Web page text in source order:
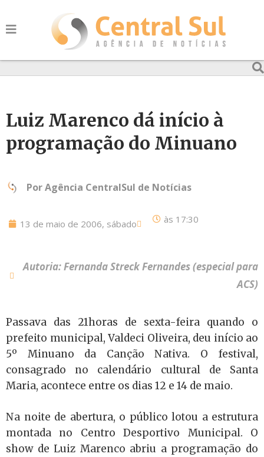
Luiz Marenco dá início à
programação do Minuano
PorAgência CentralSul de Notícias
13 de maio de 2006, sábado às 17:30
Autoria: Fernanda Streck Fernandes (especial para
ACS)
Passava das 21horas de sexta-feira quando o
prefeito municipal, Valdeci Oliveira, deu início ao
5º Minuano da Canção Nativa. O festival,
consagrado no calendário cultural de Santa
Maria, acontece entre os dias 12 e 14 de maio.
Na noite de abertura, o público lotou a estrutura
montada no Centro Desportivo Municipal. O
show de Luiz Marenco abriu a programação do